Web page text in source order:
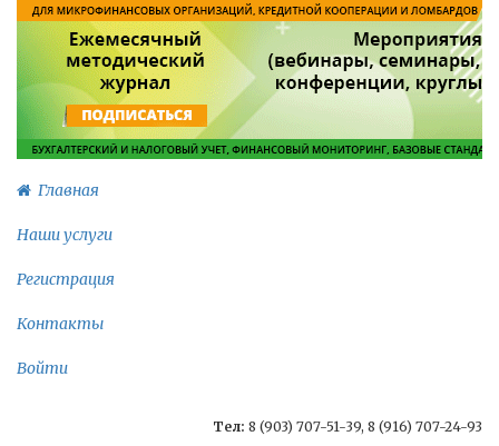
Главная
Наши услуги
Регистрация
Контакты
Войти
Тел: 8 (903) 707-51-39, 8 (916) 707-24-93